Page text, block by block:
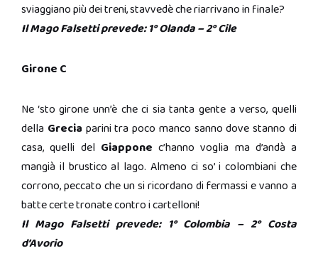
sviaggiano più dei treni, stavvedè che riarrivano in finale?
Il Mago Falsetti prevede: 1° Olanda – 2° Cile
Girone C
Ne ‘sto girone unn’è che ci sia tanta gente a verso, quelli
della Grecia parini tra poco manco sanno dove stanno di
casa, quelli del Giappone c’hanno voglia ma d’andà a
mangià il brustico al lago. Almeno ci so’ i colombiani che
corrono, peccato che un si ricordano di fermassi e vanno a
batte certe tronate contro i cartelloni!
Il Mago Falsetti prevede: 1° Colombia – 2° Costa
d’Avorio